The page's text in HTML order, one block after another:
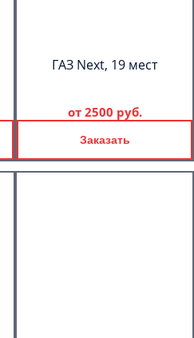
ГАЗ Next, 19 мест
от 2500 руб.
Заказать